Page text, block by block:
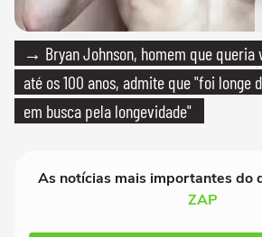
→ Bryan Johnson, homem que queria
até os 100 anos, admite que "foi longe
em busca pela longevidade"
As notícias mais importantes do
ZAP